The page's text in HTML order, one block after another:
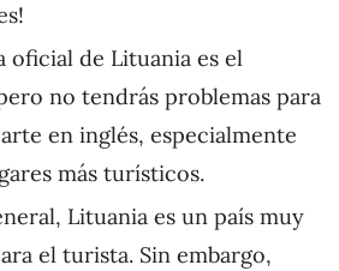
oficial de Lituania es el
no tendrás problemas para
en inglés, especialmente
más turísticos.
Lituania es un país muy
el turista. Sin embargo,